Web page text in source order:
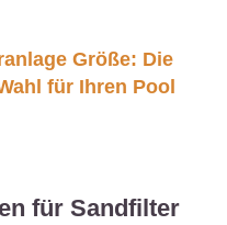
Größe: Die
für Ihren Pool
für Sandfilter